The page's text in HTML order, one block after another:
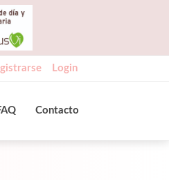
Login
Contacto